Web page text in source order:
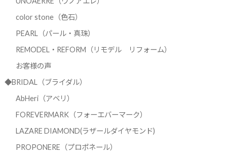
color stone（色石）
PEARL（パール・真珠）
REMODEL・REFORM（リモデル リフォーム）
お客様の声
◆BRIDAL（ブライダル）
AbHeri（アベリ）
FOREVERMARK（フォーエバーマーク）
LAZARE DIAMOND(ラザールダイヤモンド)
PROPONERE（プロポネール）